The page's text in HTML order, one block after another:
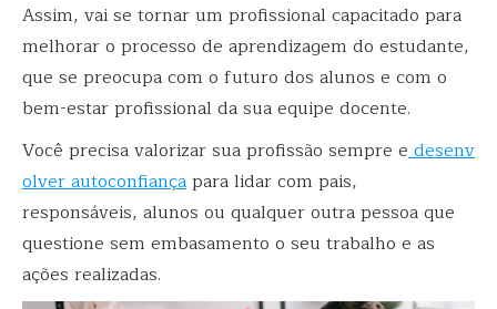
Assim, vai se tornar um profissional capacitado para
melhorar o processo de aprendizagem do estudante,
que se preocupa com o futuro dos alunos e com o
bem-estar profissional da sua equipe docente.
Você precisa valorizar sua profissão sempre edesenv
olver autoconfiançapara lidar com pais,
responsáveis, alunos ou qualquer outra pessoa que
questione sem embasamento o seu trabalho e as
ações realizadas.